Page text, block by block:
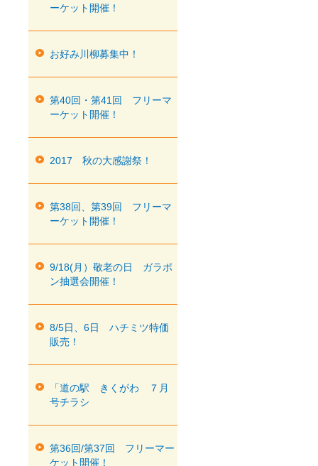
ーケット開催！
お好み川柳募集中！
第40回・第41回 フリーマ
ーケット開催！
2017 秋の大感謝祭！
第38回、第39回 フリーマ
ーケット開催！
9/18(月）敬老の日 ガラポ
ン抽選会開催！
8/5日、6日 ハチミツ特価
販売！
「道の駅 きくがわ ７月
号チラシ
第36回/第37回 フリーマー
ケット開催！